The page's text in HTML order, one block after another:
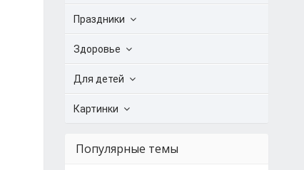
Праздники
Здоровье
Для детей
Картинки
Популярные темы